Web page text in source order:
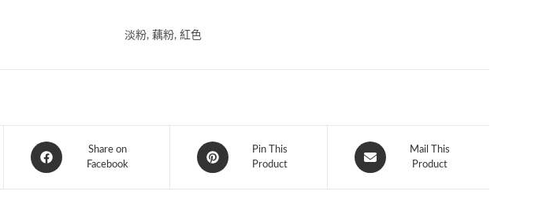
淡粉, 藕粉, 紅色
Share on
Facebook
Pin This
Product
Mail This
Product